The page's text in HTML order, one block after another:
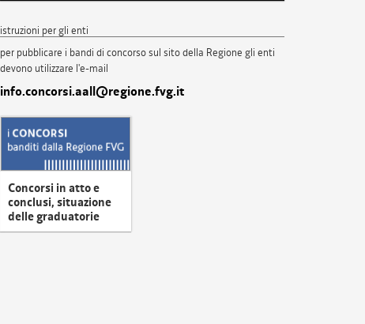
istruzioni per gli enti
per pubblicare i bandi di concorso sul sito della Regione gli enti
devono utilizzare l'e-mail
info.concorsi.aall@regione.fvg.it
Concorsi in atto e
conclusi, situazione
delle graduatorie